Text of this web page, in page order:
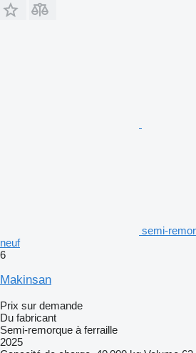
semi-
neuf
6
Makinsan
Prix sur demande
Du fabricant
Semi-remorque à ferraille
2025